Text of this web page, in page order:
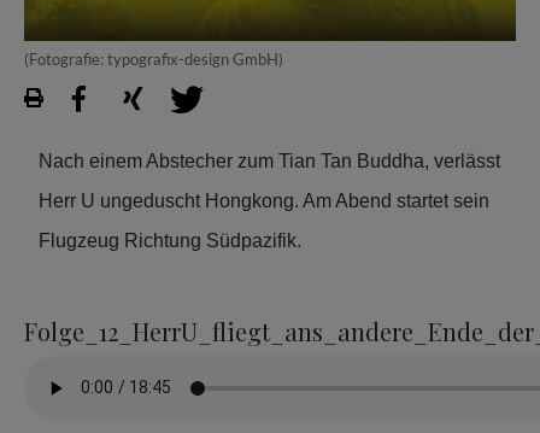
(Fotografie: typografix-design GmbH)
Nach einem Abstecher zum Tian Tan Buddha, verlässt
Herr U ungeduscht Hongkong. Am Abend startet sein
Flugzeug Richtung Südpazifik.